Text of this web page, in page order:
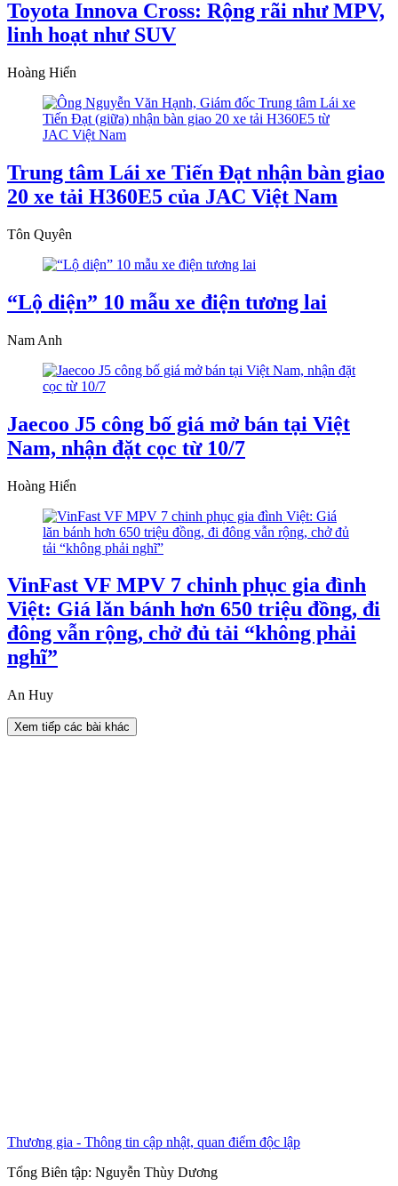
Toyota Innova Cross: Rộng rãi như MPV,
linh hoạt như SUV
Hoàng Hiển
Trung tâm Lái xe Tiến Đạt nhận bàn giao
20 xe tải H360E5 của JAC Việt Nam
Tôn Quyên
“Lộ diện” 10 mẫu xe điện tương lai
Nam Anh
Jaecoo J5 công bố giá mở bán tại Việt
Nam, nhận đặt cọc từ 10/7
Hoàng Hiển
VinFast VF MPV 7 chinh phục gia đình
Việt: Giá lăn bánh hơn 650 triệu đồng, đi
đông vẫn rộng, chở đủ tải “không phải
nghĩ”
An Huy
Xem tiếp các bài khác
Thương gia - Thông tin cập nhật, quan điểm độc lập
Tổng Biên tập: Nguyễn Thùy Dương